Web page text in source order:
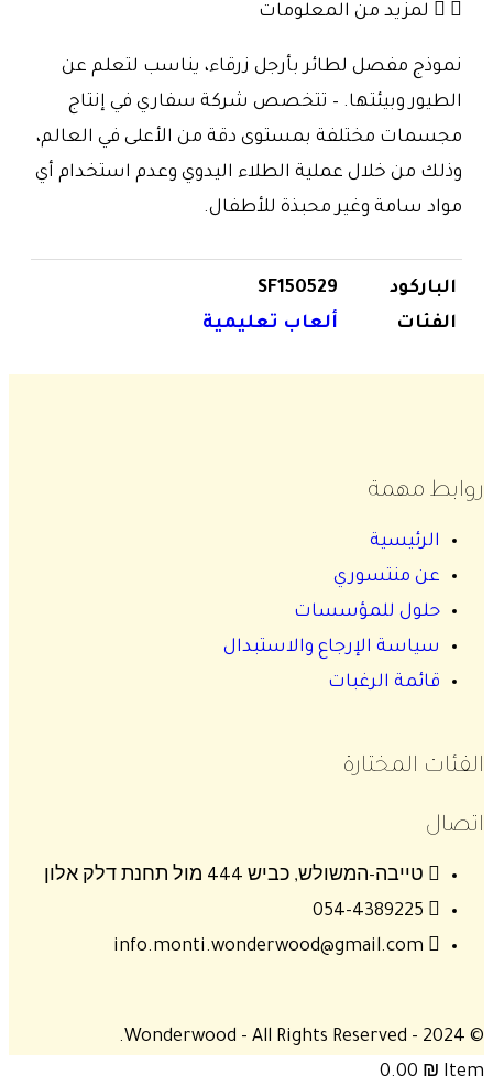
لمزيد من المعلومات
نموذج مفصل لطائر بأرجل زرقاء، يناسب لتعلم عن
الطيور وبيئتها. – تتخصص شركة سفاري في إنتاج
مجسمات مختلفة بمستوى دقة من الأعلى في العالم،
وذلك من خلال عملية الطلاء اليدوي وعدم استخدام أي
مواد سامة وغير محبذة للأطفال.
الباركود
SF150529
الفئات
ألعاب تعليمية
روابط مهمة
الرئيسية
عن منتسوري
حلول للمؤسسات
سياسة الإرجاع والاستبدال
قائمة الرغبات
الفئات المختارة
اتصال
טייבה-המשולש, כביש 444 מול תחנת דלק אלון
054-4389225
info.monti.wonderwood@gmail.com
© 2024 - Wonderwood - All Rights Reserved.
Item
0.00 ₪